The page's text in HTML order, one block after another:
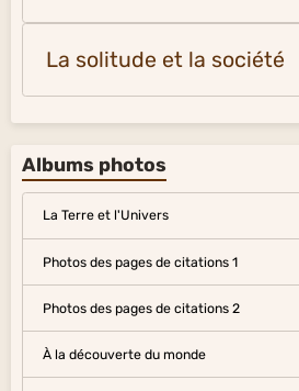
La solitude et la société
Albums photos
La Terre et l'Univers
Photos des pages de citations 1
Photos des pages de citations 2
À la découverte du monde